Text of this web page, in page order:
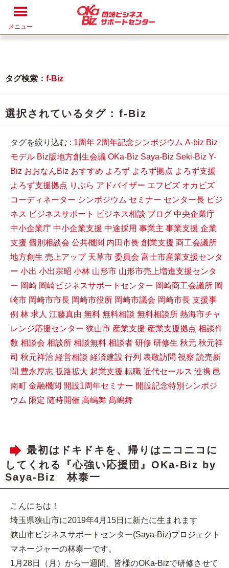
メニュー
タグ検索： f-Biz
選択されているタグ : f-Biz
タグを絞り込む : 1周年 2周年記念シンポジウム A-biz Biz
モデル Biz版地方創生会議 OKa-Biz Saya-Biz Seki-Biz Y-
Biz おおなんBiz おすすめ よろず よろず拠点 よろず支援
よろず支援拠点 りぶら アドバイザー エフビズ オカビズ
コーディネーター シンポジウム セミナー センター長 ビジ
ネス ビジネスサポート ビジネス相談 ブログ 中央企業庁
中小企業庁 中小企業支援 中途採用 事業主 事業支援 企業
支援 個別相談会 公共機関 内田市長 創業支援 商工会議所
地方創生 売上アップ 天草市 委員会 富士市産業支援センタ
ー 小出 小出宗昭 小林 山形市 山形市売上増進支援センタ
ー 岡崎 岡崎ビジネスサポートセンター 岡崎商工会議所 岡
崎市 岡崎市市長 岡崎市役所 岡崎市議会 岡崎市長 支援事
例 林 求人 江藤真由 無料 無料相談 無料相談所 熱海市チャ
レンジ応援センター 狭山市 産業支援 産業支援拠点 相談件
数 相談会 相談所 相談無料 相談者 研修 研修生 秋元 秋元祥
司 秋元祥治 経営相談 経済建設 行列 表敬訪問 視察 読売新
聞 豊永厚志 販路拡大 起業支援 転職 近代セールス 連携 邑
南町 金融機関 開設1周年セミナー 開設記念特別シンポジ
ウム 限定 随時開催 高嶋舞 髙嶋舞
最初はドキドキを、帰りはニコニコに
してくれる『心強い応援団』OKa-Biz by
Saya-Biz 林泰一
こんにちは！
埼玉県狭山市に2019年4月15日に新たに生まれます
狭山市ビジネスサポートセンター(Saya-Biz)プロジェクト
マネージャーの林泰一です。
1月28日（月）から一週間、皆様のOKa-Bizで研修させて